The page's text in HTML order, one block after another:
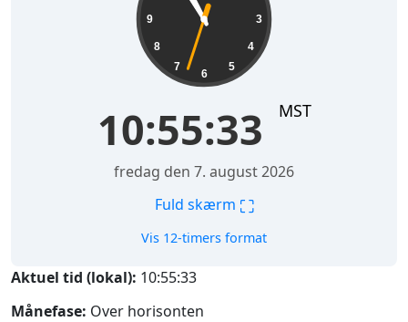
3
4
5
6
7
8
9
10:55:34 MST
fredag den 7. august 2026
Fuld skærm ⛶
Vis 12-timers format
Aktuel tid (lokal): 10:55:34
Månefase: Over horisonten